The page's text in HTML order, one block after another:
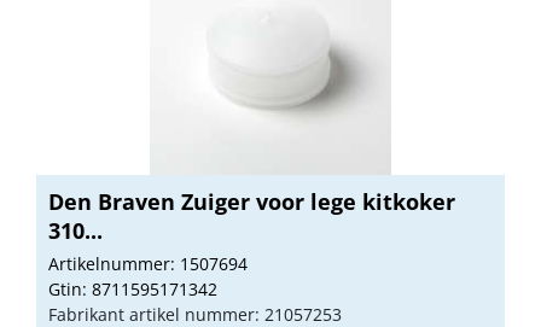
Den Braven Zuiger voor lege kitkoker
310...
Artikelnummer: 1507694
Gtin: 8711595171342
Fabrikant artikel nummer: 21057253